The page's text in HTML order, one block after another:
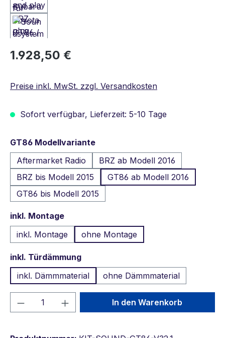
Regulärer Preis:
1.928,50 €
Preise inkl. MwSt. zzgl. Versandkosten
Sofort verfügbar, Lieferzeit: 5-10 Tage
GT86 Modellvarianteauswählen
Aftermarket Radio
BRZ ab Modell 2016
BRZ bis Modell 2015
GT86 ab Modell 2016
GT86 bis Modell 2015
inkl. Montageauswählen
inkl. Montage
ohne Montage
inkl. Türdämmungauswählen
inkl. Dämmmaterial
ohne Dämmmaterial
Produkt Anzahl: Gib denIn den Warenkorb